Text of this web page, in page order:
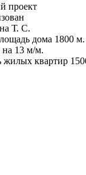
проект
Т. С.
дома 1800 м.
13 м/м.
квартир